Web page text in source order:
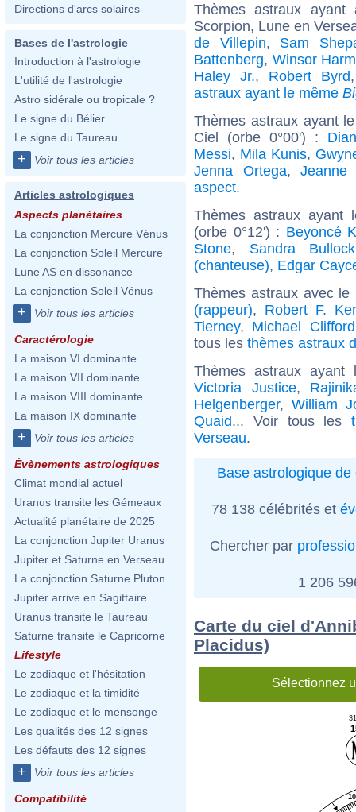
Directions d'arcs solaires
Bases de l'astrologie
Introduction à l'astrologie
L'utilité de l'astrologie
Astro sidérale ou tropicale ?
Le signe du Bélier
Le signe du Taureau
+ Voir tous les articles
Articles astrologiques
Aspects planétaires
La conjonction Mercure Vénus
La conjonction Soleil Mercure
Lune AS en dissonance
La conjonction Soleil Vénus
+ Voir tous les articles
Caractérologie
La maison VI dominante
La maison VII dominante
La maison VIII dominante
La maison IX dominante
+ Voir tous les articles
Évènements astrologiques
Climat mondial actuel
Uranus transite les Gémeaux
Actualité planétaire de 2025
La conjonction Jupiter Uranus
Jupiter et Saturne en Verseau
La conjonction Saturne Pluton
Jupiter arrive en Sagittaire
Uranus transite le Taureau
Saturne transite le Capricorne
Lifestyle
Le zodiaque et l'hésitation
Le zodiaque et la timidité
Le zodiaque et le mensonge
Les qualités des 12 signes
Les défauts des 12 signes
+ Voir tous les articles
Compatibilité
Thèmes astraux
Scorpion, Lune en
de Villepin, Sam
Battenberg, Winsor
Haley Jr., Robert Byrd
astraux ayant le même
Thèmes astraux ayant
Ciel (orbe 0°00') :
Messi, Mila Kunis,
Jenna Ortega, Jeanne
aspect.
Thèmes astraux ayant
(orbe 0°12') : Beyoncé
Stone, Sandra Bullock
(chanteuse), Edgar
Thèmes astraux avec
(rappeur), Robert F.
Tierney, Michael Clifford
tous les thèmes astraux
Thèmes astraux
Victoria Justice,
Helgenberger, William
Quaid... Voir tous les
Verseau.
Base astrologique de
78 138 célébrités et
Chercher par
1 206
Carte du ciel
Placidus)
Sélectionnez
10